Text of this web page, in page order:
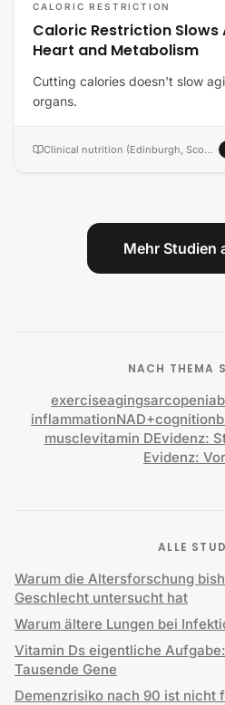
CALORIC RESTRICTION
Caloric Restriction Slows
Heart and Metabolism
Cutting calories doesn't slow
organs.
Clinical nutrition (Edinburgh, Scotland) ·
Mehr Studien
NACH THEMA
exerciseagingsarcopenia
inflammationNAD+cognition
musclevitamin DEvidenz:
Evidenz:
ALLE
Warum die Altersforschung
Geschlecht untersucht hat
Warum ältere Lungen bei
Vitamin Ds eigentliche
Tausende Gene
Demenzrisiko nach 90 ist nicht